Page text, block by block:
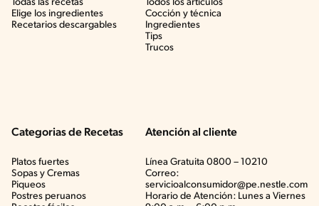
Todas las recetas
Elige los ingredientes
Recetarios descargables
Todos los artículos
Cocción y técnica
Ingredientes
Tips
Trucos
Categorias de Recetas
Platos fuertes
Sopas y Cremas
Piqueos
Postres peruanos
Atención al cliente
Línea Gratuita 0800 – 10210
Correo:
servicioalconsumidor@pe.nestle.com
Horario de Atención: Lunes a Viernes